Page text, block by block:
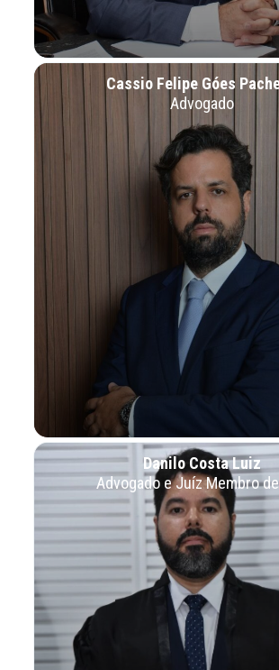
Cassio Felipe Góes
Advogado
Danilo Costa Luiz
Advogado e Juíz Membro de